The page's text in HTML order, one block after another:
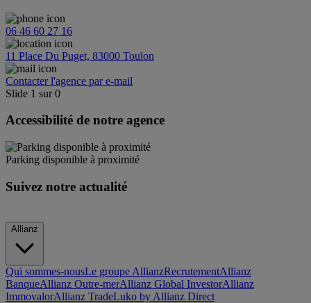
06 46 60 27 16
11 Place Du Puget, 83000 Toulon
Contacter l'agence par e-mail
Slide 1 sur0
Accessibilité de notre agence
Parking disponible à proximité
Suivez notre actualité
Allianz
Qui sommes-nousLe groupe AllianzRecrutementAllianz
BanqueAllianz Outre-merAllianz Global InvestorAllianz
ImmovalorAllianz TradeLuko by Allianz Direct